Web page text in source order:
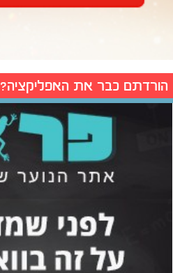
הורדתם כבר את האפליקציה?